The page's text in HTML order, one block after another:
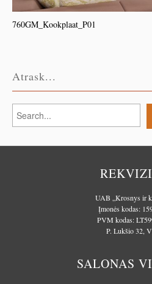
760GM_Kookplaat_P01
Atrask...
UAB „Krosnys ir
Įmonės kodas:
PVM kodas:
P. Lukšio 32,
SALONAS